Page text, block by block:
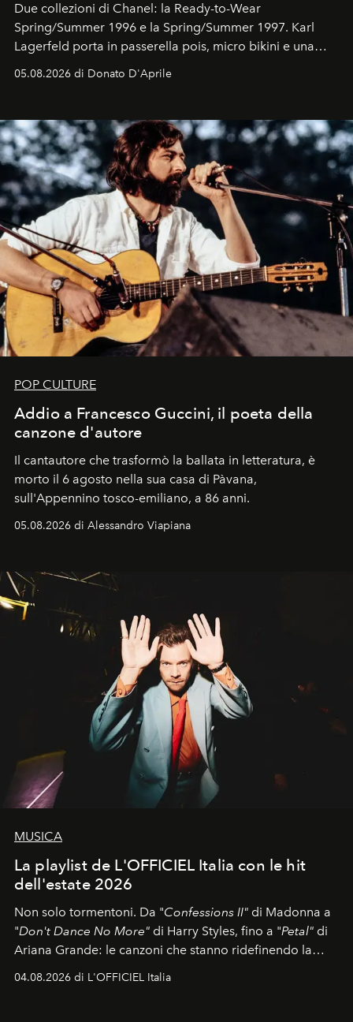
Due collezioni di Chanel: la Ready-to-Wear
Spring/Summer 1996 e la Spring/Summer 1997. Karl
Lagerfeld porta in passerella pois, micro bikini e una
logomania pensata per la spiaggia
Kate, Claudia e Carla una dietro l'altra. Trent'anni dopo,
uno dei documenti più contemporanei che abbiamo.
05.08.2026 di Donato D'Aprile
POP CULTURE
Addio a Francesco Guccini, il poeta della
canzone d'autore
Il cantautore che trasformò la ballata in letteratura, è
morto il 6 agosto nella sua casa di Pàvana,
sull'Appennino tosco-emiliano, a 86 anni.
05.08.2026 di Alessandro Viapiana
MUSICA
La playlist de L'OFFICIEL Italia con le hit
dell'estate 2026
Non solo tormentoni. Da "Confessions II" di Madonna a
"Don't Dance No More" di Harry Styles, fino a "Petal" di
Ariana Grande: le canzoni che stanno ridefinendo la
colonna sonora della stagione.
04.08.2026 di L'OFFICIEL Italia